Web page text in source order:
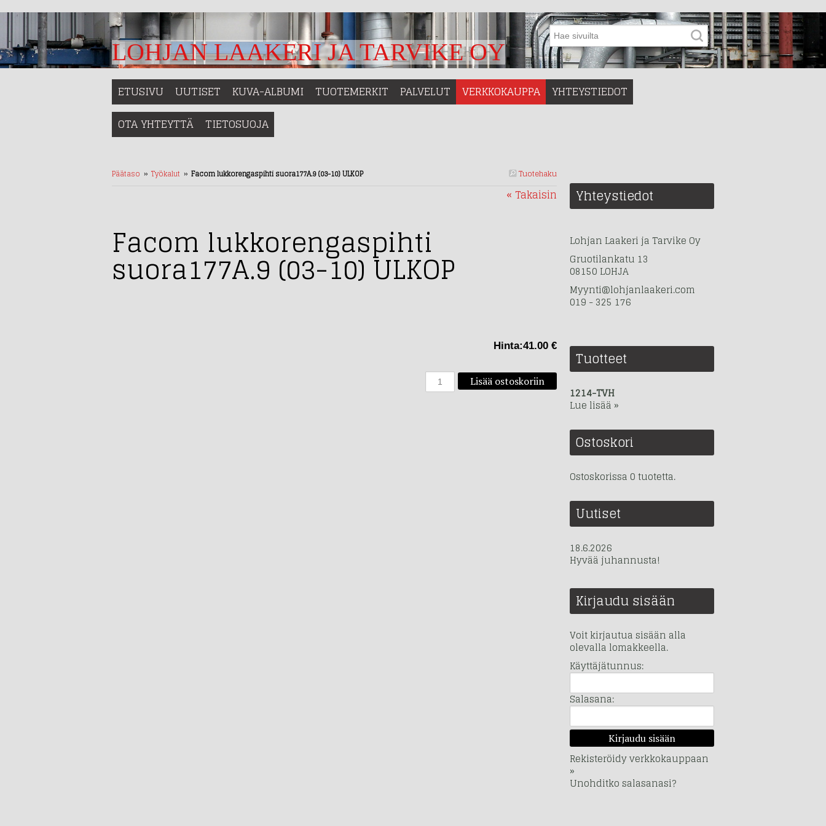
LOHJAN LAAKERI JA TARVIKE OY
ETUSIVU UUTISET KUVA-ALBUMI TUOTEMERKIT PALVELUT VERKKOKAUPPA
YHTEYSTIEDOT
OTA YHTEYTTÄ
TIETOSUOJA
Tuotehaku
Päätaso ›› Työkalut ›› Facom lukkorengaspihti suora177A.9 (03-10) ULKOP
« Takaisin
Facom lukkorengaspihti
suora177A.9 (03-10) ULKOP
Hinta:41.00 €
Yhteystiedot
Lohjan Laakeri ja Tarvike Oy
Gruotilankatu 13
08150 LOHJA
Myynti@lohjanlaakeri.com
019 - 325 176
Tuotteet
1214-TVH
Lue lisää »
Ostoskori
Ostoskorissa 0 tuotetta.
Uutiset
18.6.2026
Hyvää juhannusta!
Kirjaudu sisään
Voit kirjautua sisään alla
olevalla lomakkeella.
Käyttäjätunnus:
Salasana:
Rekisteröidy verkkokauppaan
»
Unohditko salasanasi?